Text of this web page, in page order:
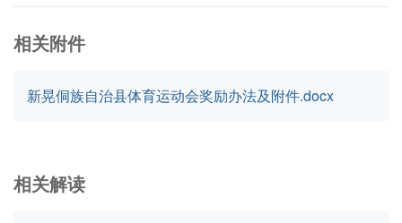
相关附件
新晃侗族自治县体育运动会奖励办法及附件.docx
相关解读